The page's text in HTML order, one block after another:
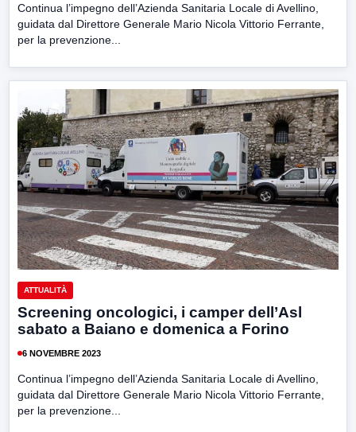
Continua l’impegno dell’Azienda Sanitaria Locale di Avellino,
guidata dal Direttore Generale Mario Nicola Vittorio Ferrante,
per la prevenzione...
ATTUALITÀ
Screening oncologici, i camper dell’Asl
sabato a Baiano e domenica a Forino
6 NOVEMBRE 2023
Continua l’impegno dell’Azienda Sanitaria Locale di Avellino,
guidata dal Direttore Generale Mario Nicola Vittorio Ferrante,
per la prevenzione...